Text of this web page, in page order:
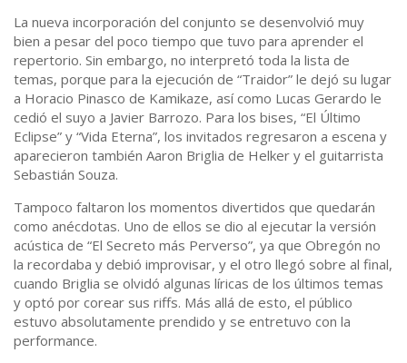
La nueva incorporación del conjunto se desenvolvió muy
bien a pesar del poco tiempo que tuvo para aprender el
repertorio. Sin embargo, no interpretó toda la lista de
temas, porque para la ejecución de “Traidor” le dejó su lugar
a Horacio Pinasco de Kamikaze, así como Lucas Gerardo le
cedió el suyo a Javier Barrozo. Para los bises, “El Último
Eclipse” y “Vida Eterna”, los invitados regresaron a escena y
aparecieron también Aaron Briglia de Helker y el guitarrista
Sebastián Souza.
Tampoco faltaron los momentos divertidos que quedarán
como anécdotas. Uno de ellos se dio al ejecutar la versión
acústica de “El Secreto más Perverso”, ya que Obregón no
la recordaba y debió improvisar, y el otro llegó sobre al final,
cuando Briglia se olvidó algunas líricas de los últimos temas
y optó por corear sus riffs. Más allá de esto, el público
estuvo absolutamente prendido y se entretuvo con la
performance.